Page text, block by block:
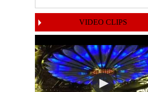
VIDEO CLIPS